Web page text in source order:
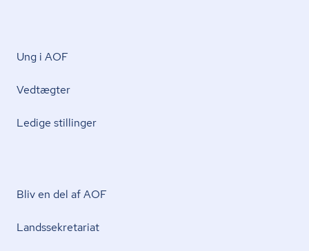
Ung i AOF
Vedtægter
Ledige stillinger
Bliv en del af AOF
Lands­se­kre­ta­ri­at